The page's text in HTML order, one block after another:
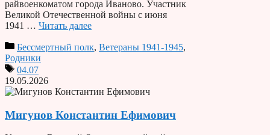
райвоенкоматом города Иваново. Участник
Великой Отечественной войны с июня
1941 … Читать далее
Бессмертный полк, Ветераны 1941-1945,
Родники
04.07
19.05.2026
Мигунов Константин Ефимович